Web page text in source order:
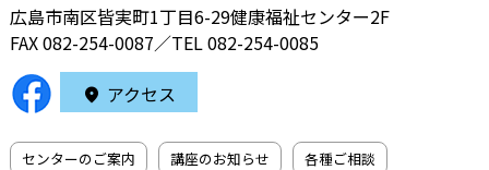
広島市南区皆実町1丁目6-29健康福祉センター2F
FAX 082-254-0087／TEL082-254-0085
アクセス
センターのご案内 講座のお知らせ 各種ご相談